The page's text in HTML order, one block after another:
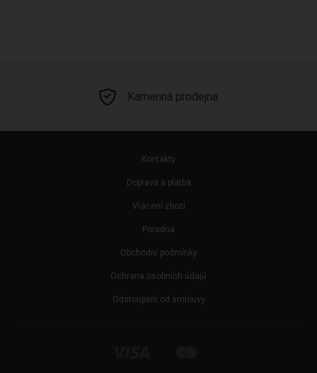
Kamenná prodejna
Kontakty
Doprava a platba
Vrácení zboží
Poradna
Obchodní podmínky
Ochrana osobních údajů
Odstoupení od smlouvy